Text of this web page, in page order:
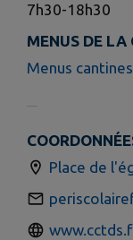
7h30-18h30
MENUS DE LA
Menus cantines
Place de